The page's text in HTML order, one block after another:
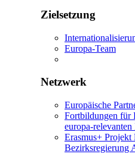
Zielsetzung
Europa-Team
Netzwerk
Europäische
Fortbildungen für
europa-relevanten
Erasmus+
Bezirksregierung